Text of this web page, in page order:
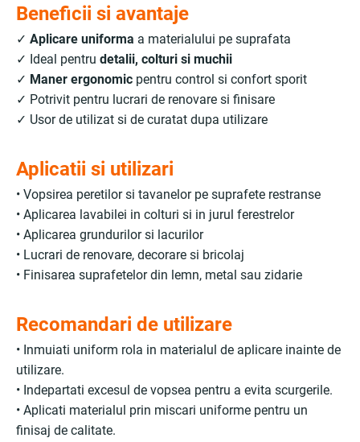
Beneficii si avantaje
✓ Aplicare uniforma a materialului pe suprafata
✓ Ideal pentru detalii, colturi si muchii
✓ Maner ergonomic pentru control si confort sporit
✓ Potrivit pentru lucrari de renovare si finisare
✓ Usor de utilizat si de curatat dupa utilizare
Aplicatii si utilizari
• Vopsirea peretilor si tavanelor pe suprafete restranse
• Aplicarea lavabilei in colturi si in jurul ferestrelor
• Aplicarea grundurilor si lacurilor
• Lucrari de renovare, decorare si bricolaj
• Finisarea suprafetelor din lemn, metal sau zidarie
Recomandari de utilizare
• Inmuiati uniform rola in materialul de aplicare inainte de
utilizare.
• Indepartati excesul de vopsea pentru a evita scurgerile.
• Aplicati materialul prin miscari uniforme pentru un
finisaj de calitate.